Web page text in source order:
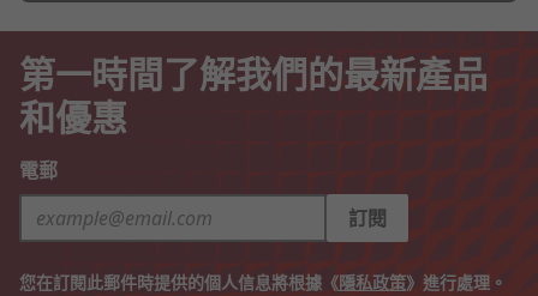
第一時間了解我們的最新產品
和優惠
電郵
訂閱
您在訂閱此郵件時提供的個人信息將根據《隱私政策》進行處理。